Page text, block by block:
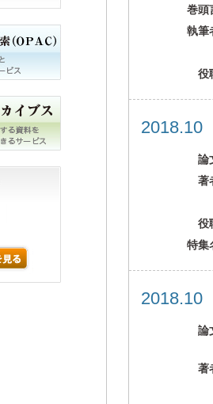
巻頭
執筆
役
論
著
役
特集
論
著